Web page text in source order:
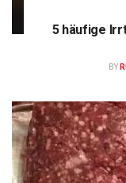
5 häufige
BY